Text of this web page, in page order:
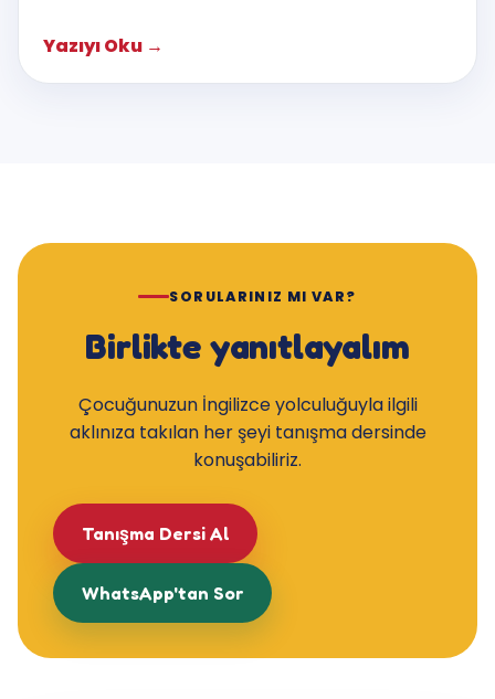
Yazıyı Oku →
SORULARINIZ MI VAR?
Birlikte yanıtlayalım
Çocuğunuzun İngilizce yolculuğuyla ilgili
aklınıza takılan her şeyi tanışma dersinde
konuşabiliriz.
Tanışma Dersi Al
WhatsApp'tan Sor